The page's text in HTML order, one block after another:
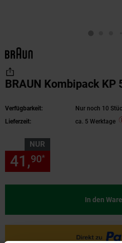
BRAUN Kombipack KP
Verfügbarkeit:
Nur noch 10
Lieferzeit:
ca. 5 Werktage
NUR
41,90*
In den